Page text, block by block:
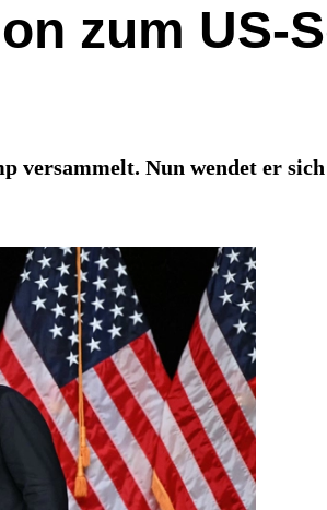
zum US-
Nun wendet er sich